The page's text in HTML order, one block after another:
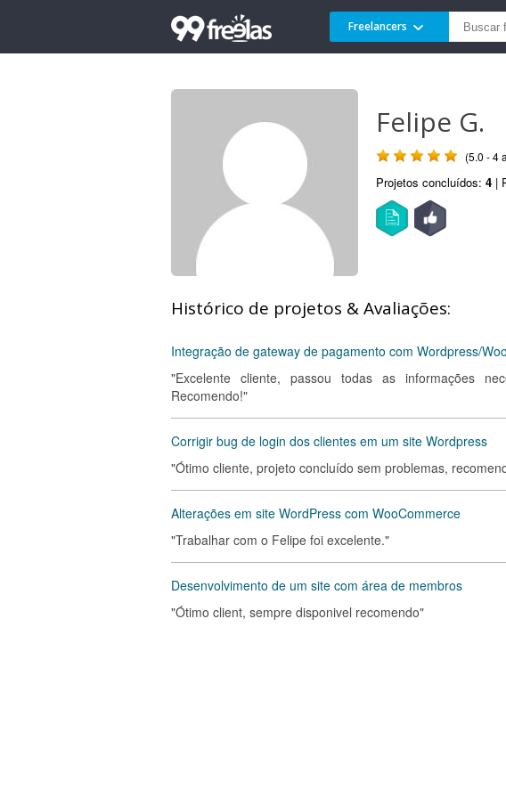
Freelancers
Felipe G.
(5.0 - 4
Projetos concluídos: 4 |
Histórico de projetos & Avaliações:
Integração de gateway de pagamento com Wordpress/
"Excelente cliente, passou todas as informações
Recomendo!"
Corrigir bug de login dos clientes em um site Wordpress
"Ótimo cliente, projeto concluído sem problemas,
Alterações em site WordPress com WooCommerce
"Trabalhar com o Felipe foi excelente."
Desenvolvimento de um site com área de membros
"Ótimo client, sempre disponivel recomendo"